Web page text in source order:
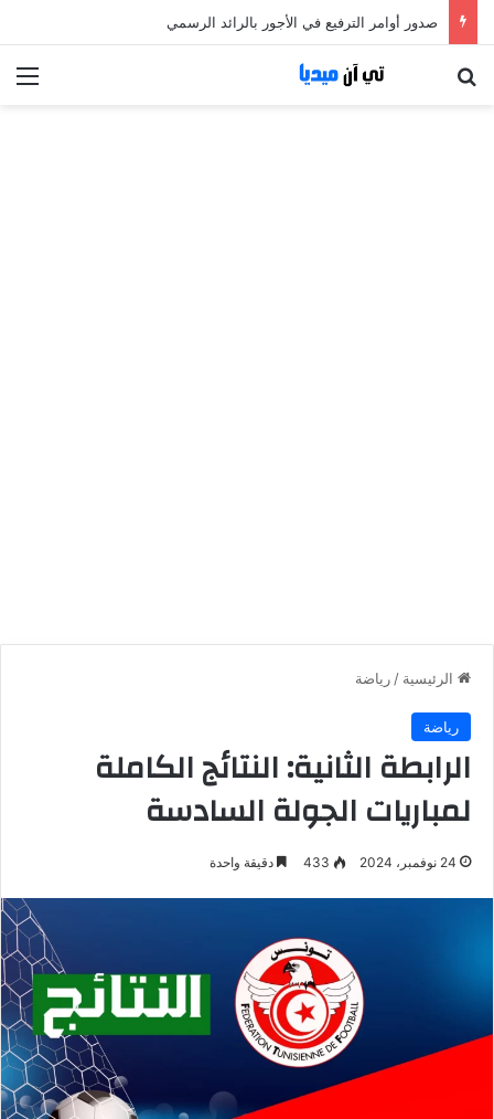
صدور أوامر الترفيع في الأجور بالرائد الرسمي
الرئيسية / رياضة
رياضة
الرابطة الثانية: النتائج الكاملة
لمباريات الجولة السادسة
24 نوفمبر، 2024 433 دقيقة واحدة